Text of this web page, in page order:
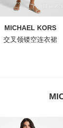
MICHAEL KORS
交叉领镂空连衣裙